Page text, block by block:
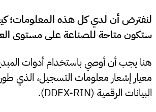
لنفترض أن لدي كل هذه المعلومات؛
ستكون متاحة للصناعة على مستوى
هنا يجب أن أوصي باستخدام أدوات
معيار إشعار معلومات التسجيل، الذي
البيانات الرقمية (DDEX-RIN).